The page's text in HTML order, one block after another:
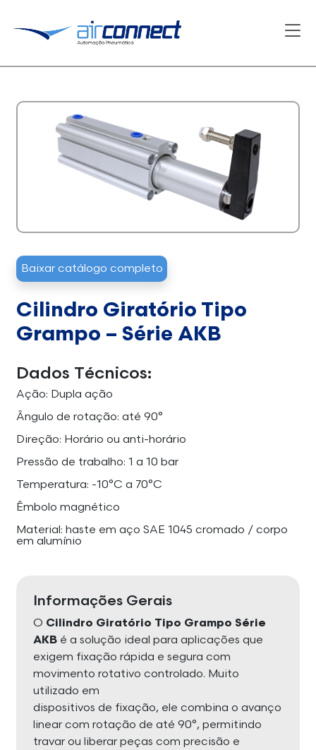
Baixar catálogo completo
Cilindro Giratório Tipo
Grampo – Série AKB
Dados Técnicos:
Ação: Dupla ação
Ângulo de rotação: até 90°
Direção: Horário ou anti-horário
Pressão de trabalho: 1 a 10 bar
Temperatura: -10°C a 70°C
Êmbolo magnético
Material: haste em aço SAE 1045 cromado / corpo
em alumínio
Informações Gerais
O Cilindro Giratório Tipo Grampo Série
AKB é a solução ideal para aplicações que
exigem fixação rápida e segura com
movimento rotativo controlado. Muito
utilizado em
dispositivos de fixação, ele combina o avanço
linear com rotação de até 90°, permitindo
travar ou liberar peças com precisão e